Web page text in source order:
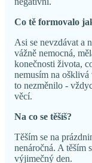
Co tě formovalo
Asi se nevzdávat a
vážně nemocná,
konečnosti života,
nemusím na
to nezměnilo -
věcí.
Na co se těšíš?
Těším se na
nenáročná. A těším
výjimečný den.